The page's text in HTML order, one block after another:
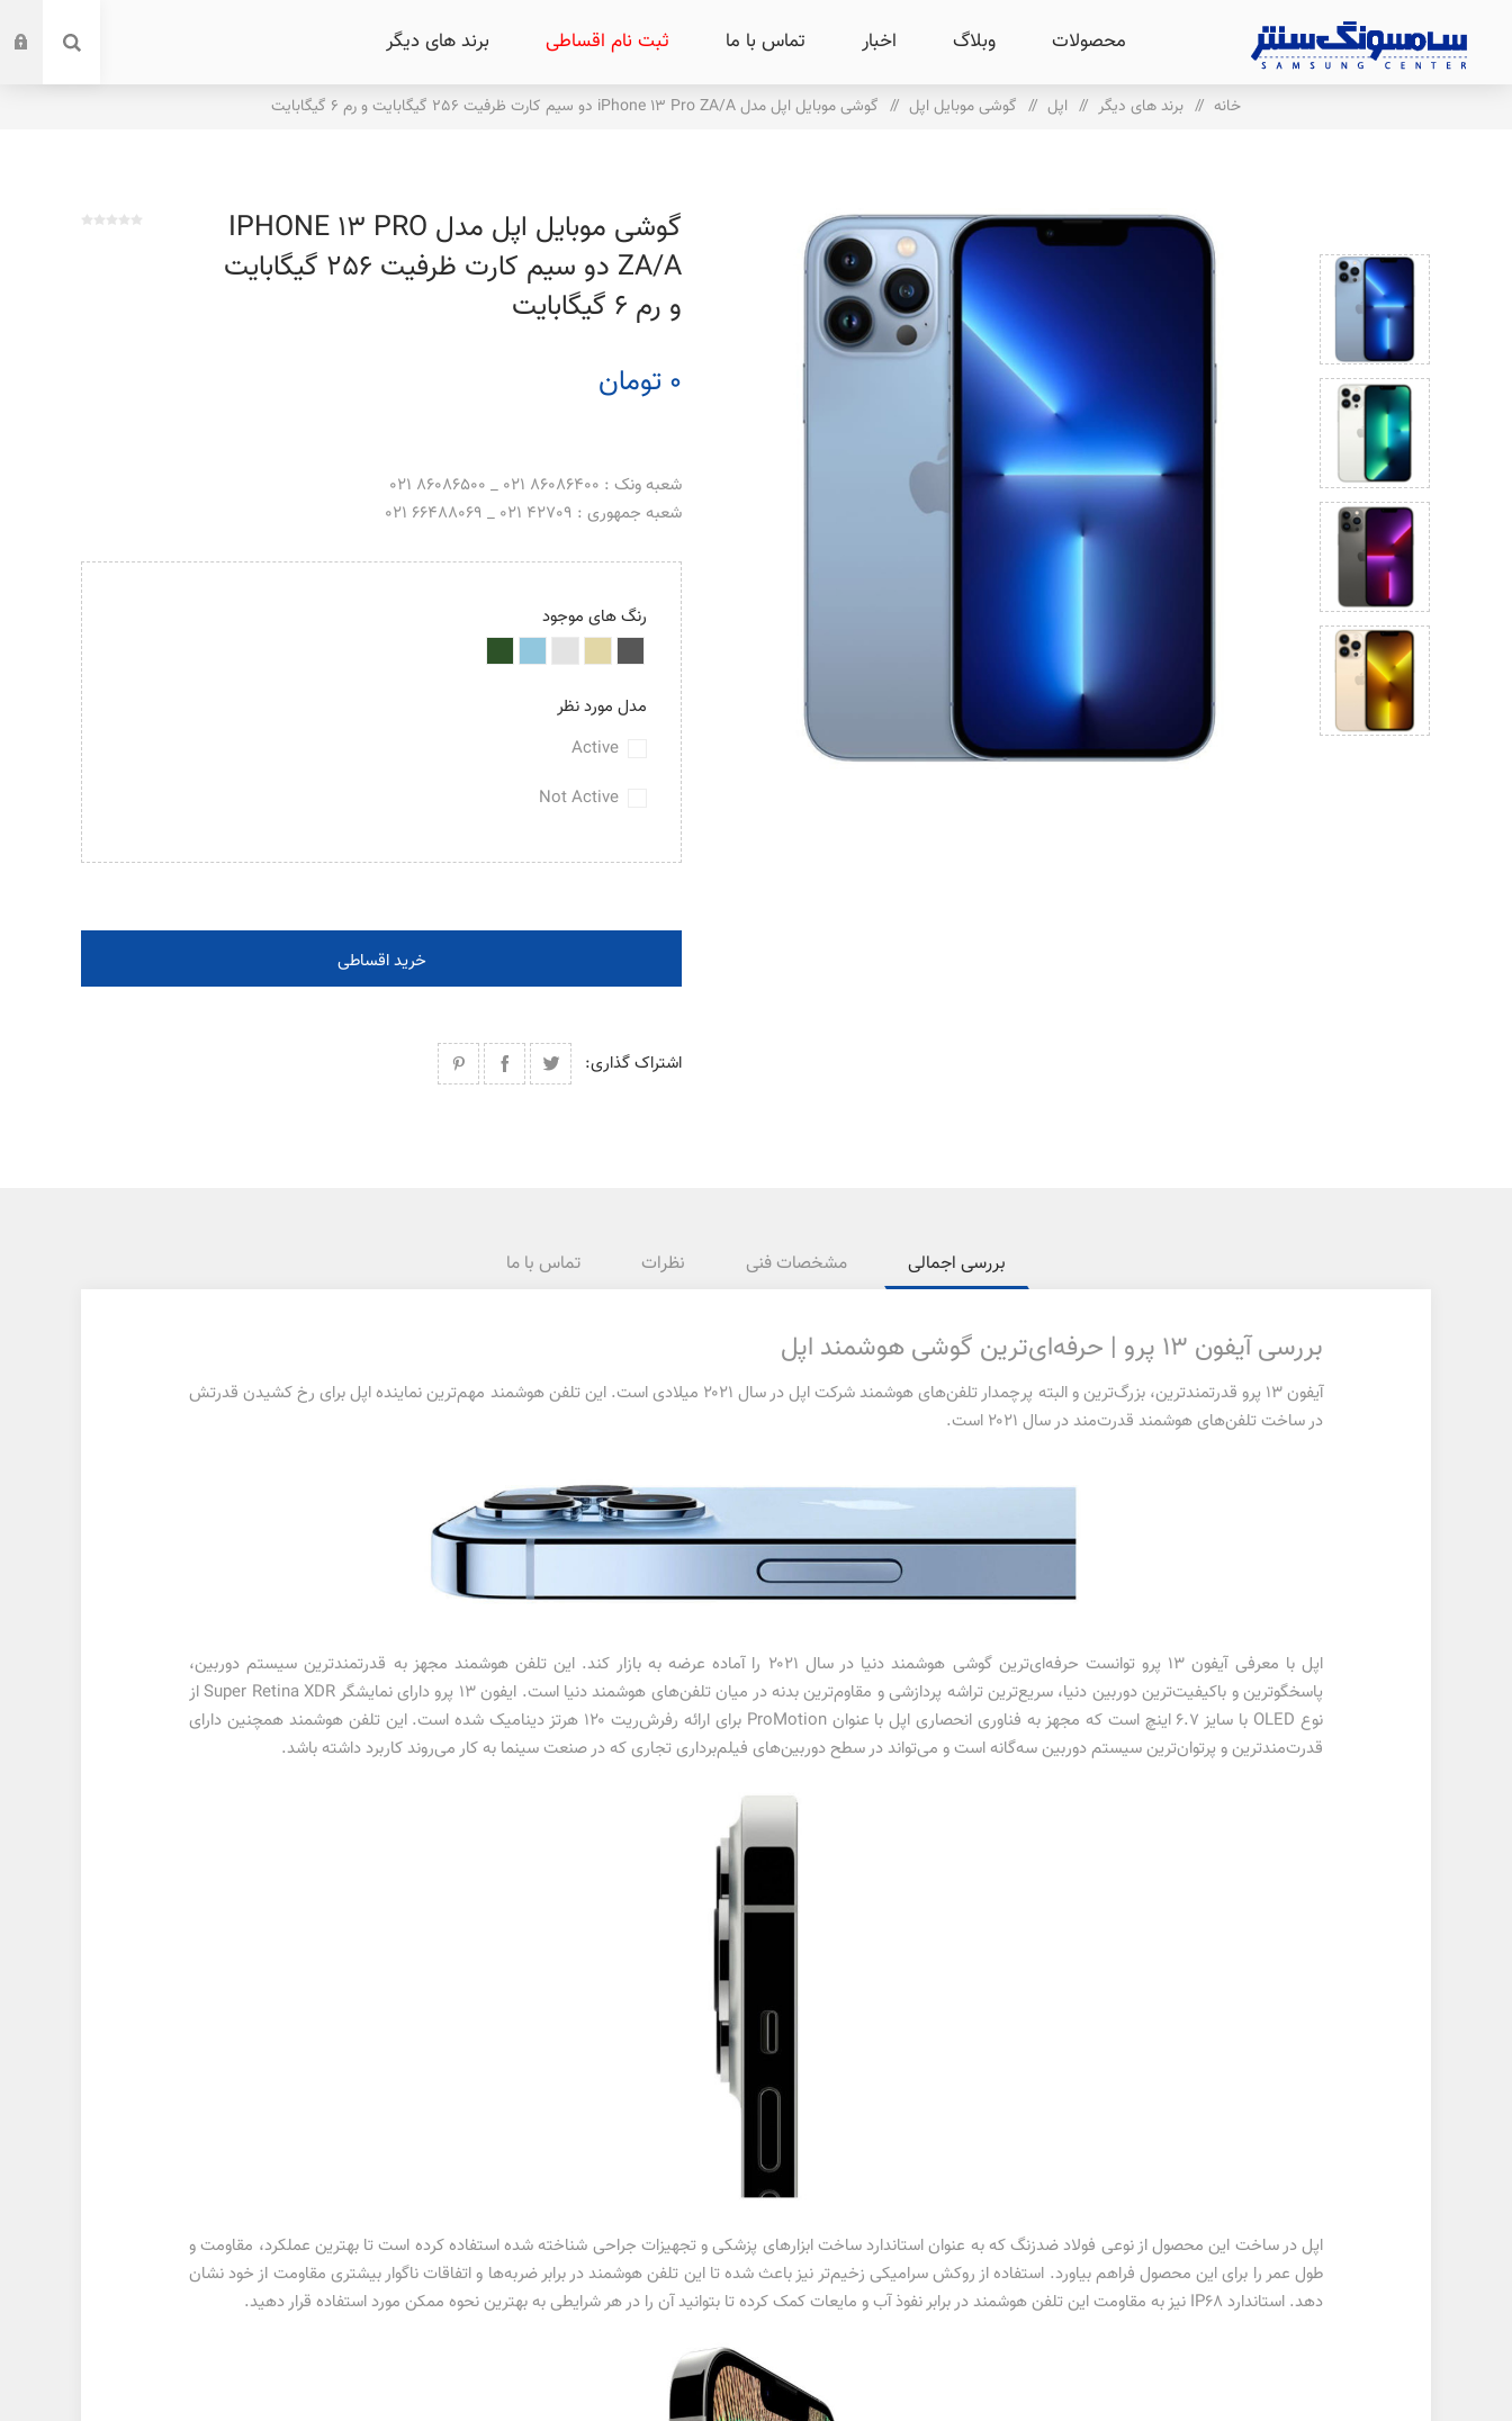
محصولات وبلاگ اخبار تماس با ما ثبت نام اقساطی برند های دیگر
خانه / برند های دیگر / اپل / گوشی موبایل اپل / گوشی موبایل اپل مدل iPhone 13 Pro ZA/A دو سیم‌ کارت ظرفیت 256 گیگابایت و رم 6 گیگابایت
گوشی موبایل اپل مدل IPHONE 13 PRO
ZA/A دو سیم‌ کارت ظرفیت 256 گیگابایت
و رم 6 گیگابایت
0 تومان
شعبه ونک : 86086400 021 _ 86086500 021
شعبه جمهوری : 42709 021 _ 66488069 021
رنگ های موجود
مدل مورد نظر
Active
Not Active
خرید اقساطی
اشتراک گذاری:
بررسی اجمالی مشخصات فنی نظرات تماس با ما
بررسی آیفون 13 پرو | حرفه‌ای‌ترین گوشی هوشمند اپل
آیفون 13 پرو قدرتمندترین، بزرگ‌ترین و البته پرچمدار تلفن‌های هوشمند شرکت اپل در سال ۲۰۲۱ میلادی است. این تلفن هوشمند مهم‌ترین نماینده اپل برای رخ کشیدن قدرتش
در ساخت تلفن‌های هوشمند قدرت‌مند در سال ۲۰۲۱ است.
اپل با معرفی آیفون 13 پرو توانست حرفه‌ای‌ترین گوشی هوشمند دنیا در سال ۲۰۲۱ را آماده عرضه به بازار کند. این تلفن هوشمند مجهز به قدرتمند‌ترین سیستم دوربین،
پاسخگوترین و باکیفیت‌ترین دوربین دنیا، سریع‌ترین تراشه‌ پردازشی و مقاوم‌ترین بدنه در میان تلفن‌های هوشمند دنیا است. ایفون ۱۳ پرو دارای نمایشگر Super Retina XDR از
نوع OLED با سایز ۶.۷ اینچ است که مجهز به فناوری انحصاری اپل با عنوان ProMotion برای ارائه رفرش‌ریت ۱۲۰ هرتز دینامیک شده است. این تلفن هوشمند همچنین دارای
قدرت‌مندترین و پرتوان‌ترین سیستم دوربین سه‌گانه است و می‌تواند در سطح دوربین‌های فیلم‌برداری تجاری که در صنعت سینما به کار می‌روند کاربرد داشته باشد.
اپل در ساخت این محصول از نوعی فولاد ضدزنگ که به عنوان استاندارد ساخت ابزارهای پزشکی و تجهیزات جراحی شناخته شده استفاده کرده است تا بهترین عملکرد، مقاومت و
طول عمر را برای این محصول فراهم بیاورد. استفاده از روکش سرامیکی زخیم‌تر نیز باعث شده تا این تلفن هوشمند در برابر ضربه‌ها و اتفاقات ناگوار بیشتری مقاومت از خود نشان
دهد. استاندارد IP68 نیز به مقاومت این تلفن هوشمند در برابر نفوذ آب و مایعات کمک کرده تا بتوانید آن را در هر شرایطی به بهترین نحوه ممکن مورد استفاده قرار دهید.